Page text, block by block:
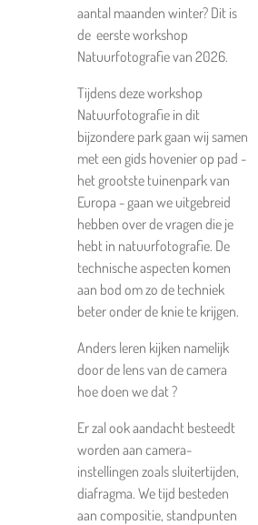
aantal maanden winter? Dit is
de eerste workshop
Natuurfotografie van 2026.
Tijdens deze workshop
Natuurfotografie in dit
bijzondere park gaan wij samen
met een gids hovenier op pad -
het grootste tuinenpark van
Europa - gaan we uitgebreid
hebben over de vragen die je
hebt in natuurfotografie. De
technische aspecten komen
aan bod om zo de techniek
beter onder de knie te krijgen.
Anders leren kijken namelijk
door de lens van de camera
hoe doen we dat ?
Er zal ook aandacht besteedt
worden aan camera-
instellingen zoals sluitertijden,
diafragma. We tijd besteden
aan compositie, standpunten